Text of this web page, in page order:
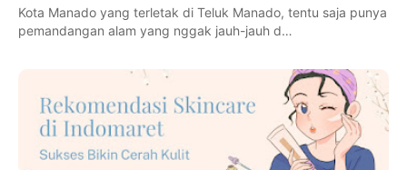
Kota Manado yang terletak di Teluk Manado, tentu saja punya
pemandangan alam yang nggak jauh-jauh d…